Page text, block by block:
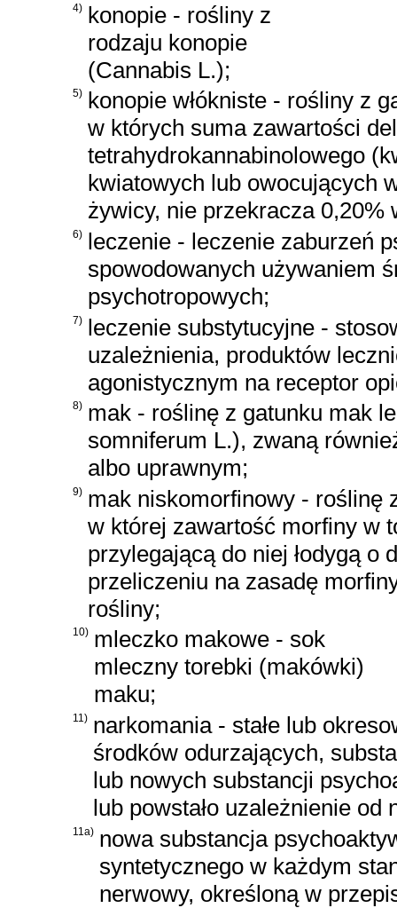
4) konopie - rośliny z
rodzaju konopie
(Cannabis L.);
5) konopie włókniste - rośliny z
w których suma zawartości
tetrahydrokannabinolowego
kwiatowych lub owocujących
żywicy, nie przekracza
6) leczenie - leczenie zaburzeń
spowodowanych używaniem
psychotropowych;
7) leczenie substytucyjne -
uzależnienia, produktów
agonistycznym na receptor
8) mak - roślinę z gatunku mak
somniferum L.), zwaną
albo uprawnym;
9) mak niskomorfinowy - roślinę
w której zawartość morfiny w
przylegającą do niej łodygą o
przeliczeniu na zasadę
rośliny;
10) mleczko makowe - sok
mleczny torebki (makówki)
maku;
11) narkomania - stałe lub
środków odurzających,
lub nowych substancji
lub powstało uzależnienie od
11a) nowa substancja
syntetycznego w każdym
nerwowy, określoną w